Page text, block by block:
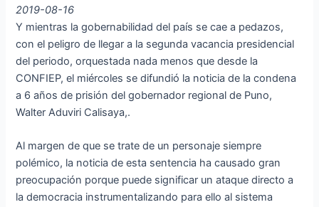
2019-08-16
Y mientras la gobernabilidad del país se cae a pedazos,
con el peligro de llegar a la segunda vacancia presidencial
del periodo, orquestada nada menos que desde la
CONFIEP, el miércoles se difundió la noticia de la condena
a 6 años de prisión del gobernador regional de Puno,
Walter Aduviri Calisaya,.
Al margen de que se trate de un personaje siempre
polémico, la noticia de esta sentencia ha causado gran
preocupación porque puede significar un ataque directo a
la democracia instrumentalizando para ello al sistema